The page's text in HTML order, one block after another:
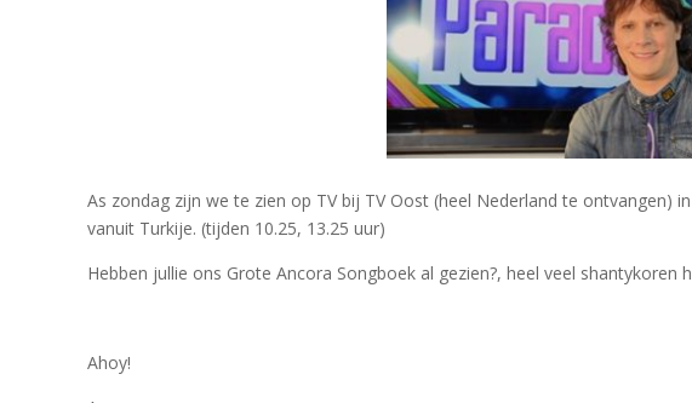
As zondag zijn we te zien op TV bij TV Oost (heel Nederland te ontvangen)
vanuit Turkije. (tijden 10.25, 13.25 uur)
Hebben jullie ons Grote Ancora Songboek al gezien?, heel veel shantykoren
Ahoy!